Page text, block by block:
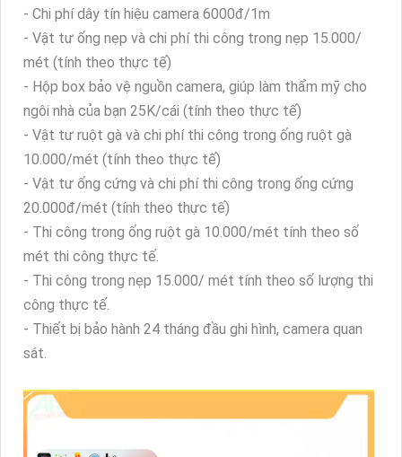
- Chi phí dây tín hiệu camera 6000đ/1m
- Vật tư ống nẹp và chi phí thi công trong nẹp 15.000/
mét (tính theo thực tế)
- Hộp box bảo vệ nguồn camera, giúp làm thẩm mỹ cho
ngôi nhà của bạn 25K/cái (tính theo thực tế)
- Vật tư ruột gà và chi phí thi công trong ống ruột gà
10.000/mét (tính theo thực tế)
- Vật tư ống cứng và chi phí thi công trong ống cứng
20.000đ/mét (tính theo thực tế)
- Thi công trong ống ruột gà 10.000/mét tính theo số
mét thi công thực tế.
- Thi công trong nẹp 15.000/ mét tính theo số lượng thi
công thực tế.
- Thiết bị bảo hành 24 tháng đầu ghi hình, camera quan
sát.